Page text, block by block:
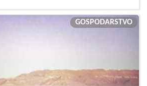
GOSPODARSTVO